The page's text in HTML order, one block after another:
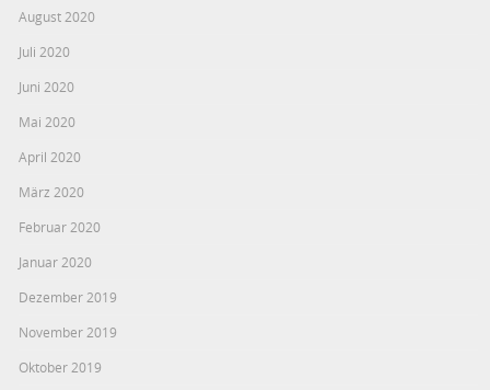
August 2020
Juli 2020
Juni 2020
Mai 2020
April 2020
März 2020
Februar 2020
Januar 2020
Dezember 2019
November 2019
Oktober 2019